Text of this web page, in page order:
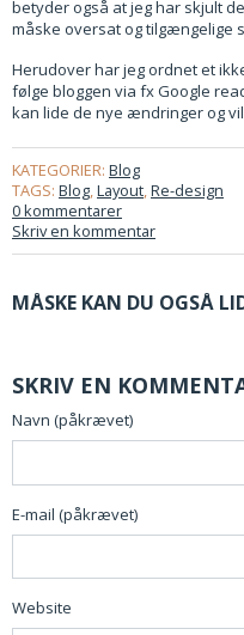
betyder også at jeg har skjult
måske oversat og tilgængelige
Herudover har jeg ordnet et
følge bloggen via fx Google
kan lide de nye ændringer og
KATEGORIER: Blog
TAGS: Blog,Layout,Re-design
0 kommentarer
Skriv en kommentar
MÅSKE KAN DU OGSÅ
SKRIV EN
Navn (påkrævet)
E-mail (påkrævet)
Website